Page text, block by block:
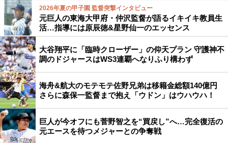
2026年夏の甲子園 監督突撃インタビュー
元巨人の東海大甲府・仲沢監督が語るイキイキ教員生
活…指導には原辰徳&星野仙一のエッセンス
大谷翔平に「臨時クローザー」の仰天プラン 守護神不
調のドジャースはWS3連覇へなりふり構わず
海舟&航大のモテモテ佐野兄弟は移籍金総額140億円
さらに森保一監督まで抱え「ウドン」はウハウハ！
巨人が今オフにも菅野智之を“買戻し”へ…完全復活の
元エースを待つメジャーとの争奪戦